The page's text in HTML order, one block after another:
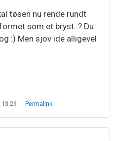
tøsen nu rende rundt
som et bryst..? Du
:) Men sjov ide alligevel
Permalink